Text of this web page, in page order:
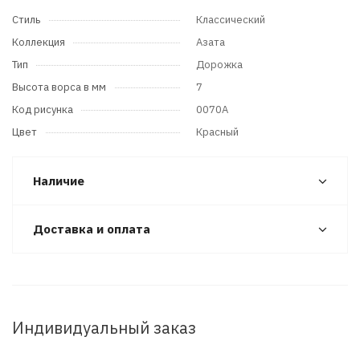
Стиль
Классический
Коллекция
Азата
Тип
Дорожка
Высота ворса в мм
7
Код рисунка
0070A
Цвет
Красный
Наличие
Доставка и оплата
Индивидуальный заказ